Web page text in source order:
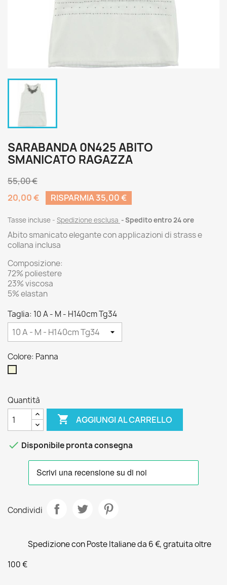
SARABANDA 0N425 ABITO
SMANICATO RAGAZZA
55,00 €
20,00 €
RISPARMIA 35,00 €
Tasse incluse Spedizione esclusa Spedito entro 24 ore
Abito smanicato elegante con applicazioni di strass e
collana inclusa
Composizione:
72% poliestere
23% viscosa
5% elastan
Taglia: 10 A - M - H140cm Tg34
Colore: Panna
Quantità
 AGGIUNGI AL CARRELLO
 Disponibile pronta consegna
Condividi
Spedizione con Poste Italiane da 6 €, gratuita oltre
100 €